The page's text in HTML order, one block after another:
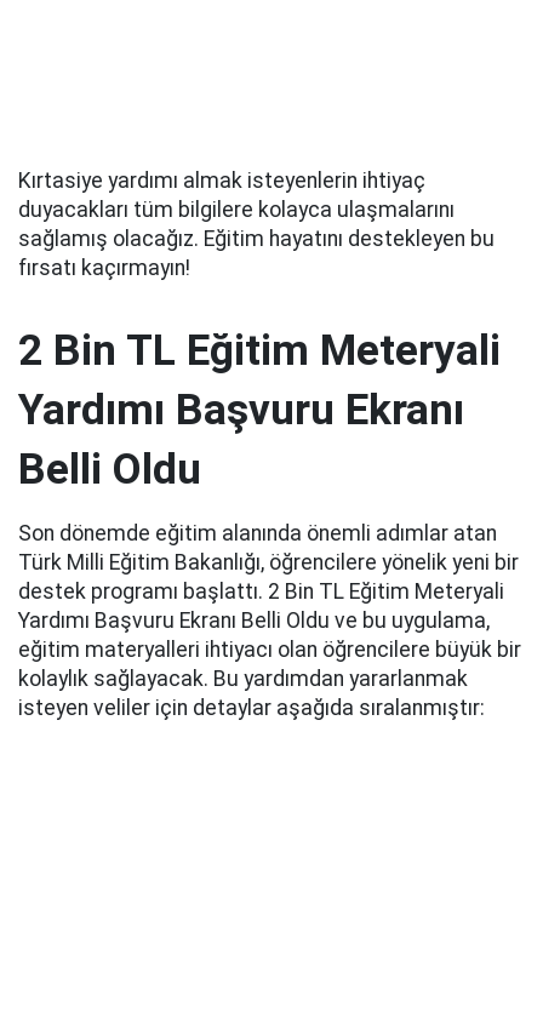
Kırtasiye yardımı almak isteyenlerin ihtiyaç
duyacakları tüm bilgilere kolayca ulaşmalarını
sağlamış olacağız. Eğitim hayatını destekleyen bu
fırsatı kaçırmayın!
2 Bin TL Eğitim Meteryali
Yardımı Başvuru Ekranı
Belli Oldu
Son dönemde eğitim alanında önemli adımlar atan
Türk Milli Eğitim Bakanlığı, öğrencilere yönelik yeni bir
destek programı başlattı. 2 Bin TL Eğitim Meteryali
Yardımı Başvuru Ekranı Belli Oldu ve bu uygulama,
eğitim materyalleri ihtiyacı olan öğrencilere büyük bir
kolaylık sağlayacak. Bu yardımdan yararlanmak
isteyen veliler için detaylar aşağıda sıralanmıştır: